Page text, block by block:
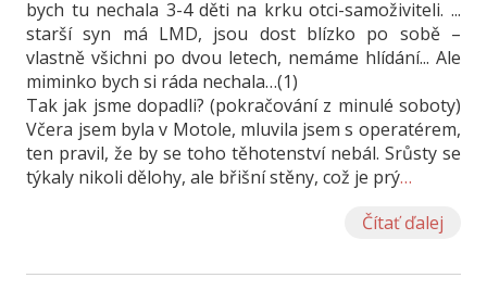
bych tu nechala 3-4 děti na krku otci-samoživiteli. ...
starší syn má LMD, jsou dost blízko po sobě –
vlastně všichni po dvou letech, nemáme hlídání... Ale
miminko bych si ráda nechala…(1)
Tak jak jsme dopadli? (pokračování z minulé soboty)
Včera jsem byla v Motole, mluvila jsem s operatérem,
ten pravil, že by se toho těhotenství nebál. Srůsty se
týkaly nikoli dělohy, ale břišní stěny, což je prý…
Čítať ďalej